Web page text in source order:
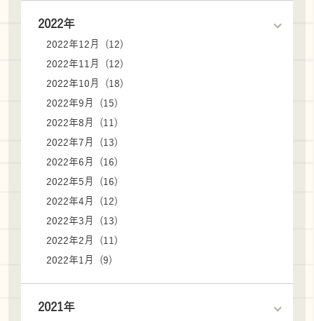
2022年
2022年12月 (12)
2022年11月 (12)
2022年10月 (18)
2022年9月 (15)
2022年8月 (11)
2022年7月 (13)
2022年6月 (16)
2022年5月 (16)
2022年4月 (12)
2022年3月 (13)
2022年2月 (11)
2022年1月 (9)
2021年